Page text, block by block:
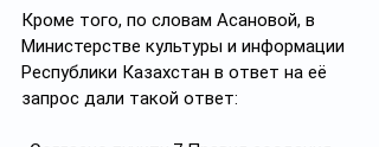
Кроме того, по словам Асановой, в
Министерстве культуры и информации
Республики Казахстан в ответ на её
запрос дали такой ответ: